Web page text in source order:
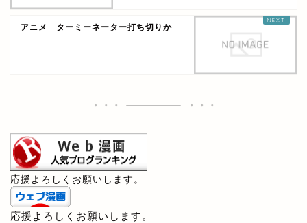
アニメ ターミーネーター打ち切りか
応援よろしくお願いします。
応援よろしくお願いします。